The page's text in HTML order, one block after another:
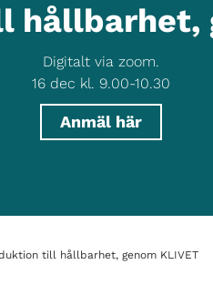
Digitalt via zoom.
16 dec kl. 9.00-10.30
Anmäl här
till hållbarhet, genom KLIVET